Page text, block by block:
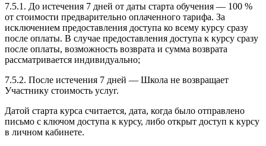
7.5.1. До истечения 7 дней от даты старта обучения — 100 %
от стоимости предварительно оплаченного тарифа. За
исключением предоставления доступа ко всему курсу сразу
после оплаты. В случае предоставления доступа к курсу сразу
после оплаты, возможность возврата и сумма возврата
рассматривается индивидуально;
7.5.2. После истечения 7 дней — Школа не возвращает
Участнику стоимость услуг.
Датой старта курса считается, дата, когда было отправлено
письмо с ключом доступа к курсу, либо открыт доступ к курсу
в личном кабинете.